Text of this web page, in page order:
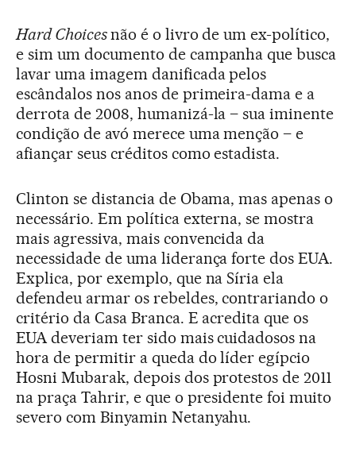
Hard Choicesnão é o livro de um ex-político,
e sim um documento de campanha que busca
lavar uma imagem danificada pelos
escândalos nos anos de primeira-dama e a
derrota de 2008, humanizá-la – sua iminente
condição de avó merece uma menção – e
afiançar seus créditos como estadista.
Clinton se distancia de Obama, mas apenas o
necessário. Em política externa, se mostra
mais agressiva, mais convencida da
necessidade de uma liderança forte dos EUA.
Explica, por exemplo, que na Síria ela
defendeu armar os rebeldes, contrariando o
critério da Casa Branca. E acredita que os
EUA deveriam ter sido mais cuidadosos na
hora de permitir a queda do líder egípcio
Hosni Mubarak, depois dos protestos de 2011
na praça Tahrir, e que o presidente foi muito
severo com Binyamin Netanyahu.